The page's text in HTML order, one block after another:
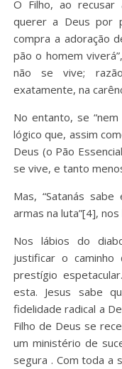
O Filho, ao recusar
querer a Deus por
compra a adoração
pão o homem
não se vive;
exatamente, na
No entanto, se
lógico que, assim
Deus (o Pão
se vive, e tanto
Mas, “Satanás
armas na luta”[4],
Nos lábios do
justificar o
prestígio
esta. Jesus sabe
fidelidade radical a
Filho de Deus se
um ministério de
segura . Com toda a